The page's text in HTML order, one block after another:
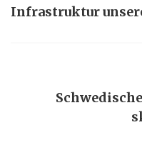
Infrastruktur